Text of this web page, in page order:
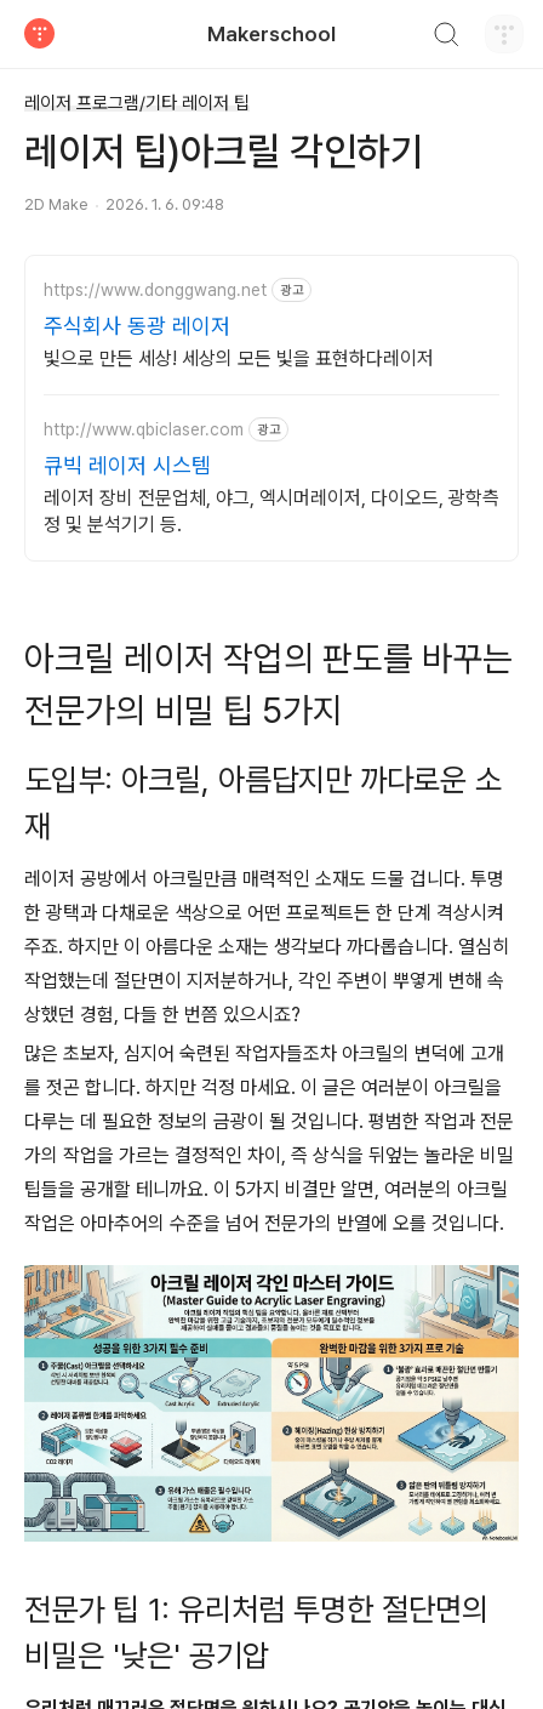
Makerschool
레이저 프로그램/기타 레이저 팁
레이저 팁)아크릴 각인하기
2D Make 2026. 1. 6. 09:48
https://www.donggwang.net 광고
주식회사 동광 레이저
빛으로 만든 세상! 세상의 모든 빛을 표현하다레이저
http://www.qbiclaser.com 광고
큐빅 레이저 시스템
레이저 장비 전문업체, 야그, 엑시머레이저, 다이오드, 광학측
정 및 분석기기 등.
아크릴 레이저 작업의 판도를 바꾸는
전문가의 비밀 팁 5가지
도입부: 아크릴, 아름답지만 까다로운 소
재
레이저 공방에서 아크릴만큼 매력적인 소재도 드물 겁니다. 투명
한 광택과 다채로운 색상으로 어떤 프로젝트든 한 단계 격상시켜
주죠. 하지만 이 아름다운 소재는 생각보다 까다롭습니다. 열심히
작업했는데 절단면이 지저분하거나, 각인 주변이 뿌옇게 변해 속
상했던 경험, 다들 한 번쯤 있으시죠?
많은 초보자, 심지어 숙련된 작업자들조차 아크릴의 변덕에 고개
를 젓곤 합니다. 하지만 걱정 마세요. 이 글은 여러분이 아크릴을
다루는 데 필요한 정보의 금광이 될 것입니다. 평범한 작업과 전문
가의 작업을 가르는 결정적인 차이, 즉 상식을 뒤엎는 놀라운 비밀
팁들을 공개할 테니까요. 이 5가지 비결만 알면, 여러분의 아크릴
작업은 아마추어의 수준을 넘어 전문가의 반열에 오를 것입니다.
전문가 팁 1: 유리처럼 투명한 절단면의
비밀은 '낮은' 공기압